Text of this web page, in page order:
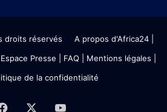
droits réservés A propos d'Africa24|
Espace Presse | FAQ | Mentions légales
de la confidentialité